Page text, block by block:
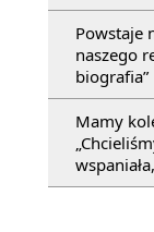
Powstaje
naszego
biografia”
Mamy